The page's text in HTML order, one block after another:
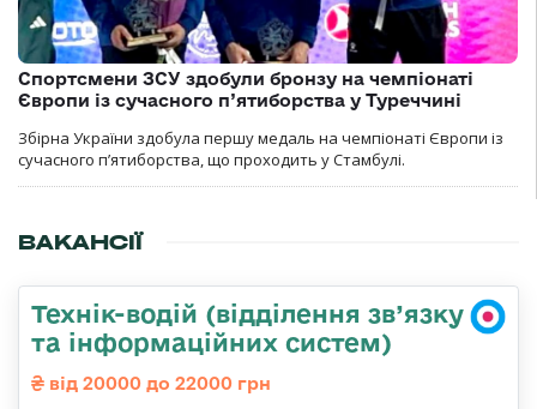
Спортсмени ЗСУ здобули бронзу на чемпіонаті
Європи із сучасного п’ятиборства у Туреччині
Збірна України здобула першу медаль на чемпіонаті Європи із
сучасного п’ятиборства, що проходить у Стамбулі.
ВАКАНСІЇ
Технік-водій (відділення зв’язку
та інформаційних систем)
від 20000 до 22000 грн